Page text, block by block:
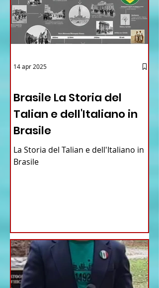
Brasile La Storia del
Talian e dell'Italiano in
Brasile
La Storia del Talian e dell'Italiano in
Brasile
14 apr 2025